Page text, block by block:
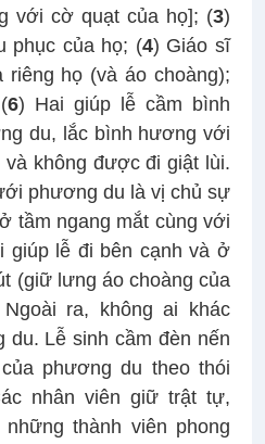
với cờ quạt của họ]; (3)
phục của họ; (4) Giáo sĩ
riêng họ (và áo choàng);
6) Hai giúp lễ cầm bình
du, lắc bình hương với
không được đi giật lùi.
phương du là vị chủ sự
tầm ngang mắt cùng với
giúp lễ đi bên cạnh và ở
(giữ lưng áo choàng của
ra, không ai khác
Lễ sinh cầm đèn nến
phương du theo thói
nhân viên giữ trật tự,
thành viên phong